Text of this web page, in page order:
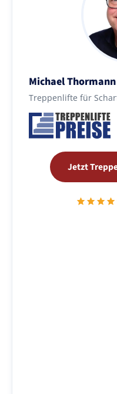
Michael Thormann
Treppenlifte für
Jetzt